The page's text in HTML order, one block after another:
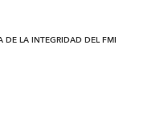
DE LA INTEGRIDAD DEL FMI